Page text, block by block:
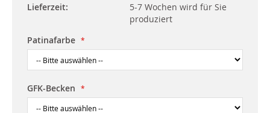
Lieferzeit
5-7 Wochen wird für Sie
produziert
Patinafarbe
GFK-Becken